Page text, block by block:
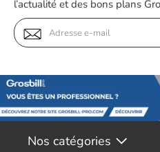
l’actualité et des bons plans
Nos catégories